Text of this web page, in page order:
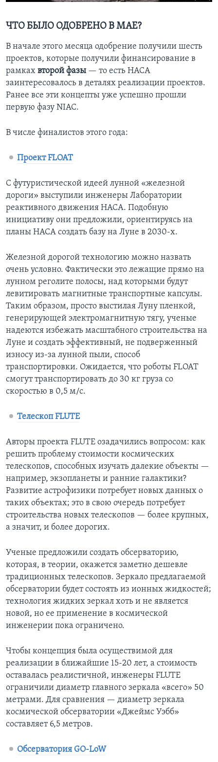
ЧТО БЫЛО ОДОБРЕНО В МАЕ?
В начале этого месяца одобрение получили шесть
проектов, которые получили финансирование в
рамках второй фазы — то есть НАСА
заинтересовалось в деталях реализации проектов.
Ранее все эти концепты уже успешно прошли
первую фазу NIAC.
В числе финалистов этого года:
Проект FLOAT
С футуристической идеей лунной «железной
дороги» выступили инженеры Лаборатории
реактивного движения НАСА. Подобную
инициативу они предложили, ориентируясь на
планы НАСА создать базу на Луне в 2030-х.
Железной дорогой технологию можно назвать
очень условно. Фактически это лежащие прямо на
лунном реголите полосы, над которыми будут
левитировать магнитные транспортные капсулы.
Таким образом, просто выстилая Луну пленкой,
генерирующей электромагнитную тягу, ученые
надеются избежать масштабного строительства на
Луне и создать эффективный, не подверженный
износу из-за лунной пыли, способ
транспортировки. Ожидается, что роботы FLOAT
смогут транспортировать до 30 кг груза со
скоростью в 0,5 м/с.
Телескоп FLUTE
Авторы проекта FLUTE озадачились вопросом: как
решить проблему стоимости космических
телескопов, способных изучать далекие объекты —
например, экзопланеты и ранние галактики?
Развитие астрофизики потребует новых данных о
таких объектах; это в свою очередь потребует
строительства новых телескопов — более крупных,
а значит, и более дорогих.
Ученые предложили создать обсерваторию,
которая, в теории, окажется заметно дешевле
традиционных телескопов. Зеркало предлагаемой
обсерватории будет состоять из ионных жидкостей;
технология жидких зеркал хоть и не является
новой, но ее применение в космической
инженерии пока ограничено.
Чтобы концепция была осуществимой для
реализации в ближайшие 15-20 лет, а стоимость
оставалась реалистичной, инженеры FLUTE
ограничили диаметр главного зеркала «всего» 50
метрами. Для сравнения — диаметр зеркала
космической обсерватории «Джеймс Уэбб»
составляет 6,5 метров.
Обсерватория GO-LoW